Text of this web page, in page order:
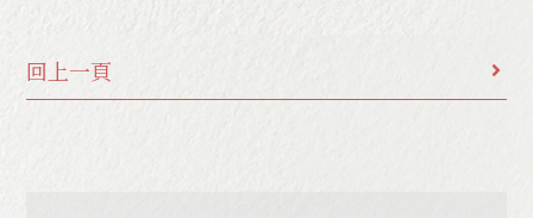
回上一頁